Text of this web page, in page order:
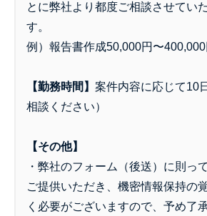
とに弊社より都度ご相談させてい
す。
例）報告書作成50,000円〜
【勤務時間】 案件内容に応じて10
相談ください）
【その他】
・弊社のフォーム（後送）に則っ
ご提供いただき、機密情報保持の
く必要がございますので、予め了